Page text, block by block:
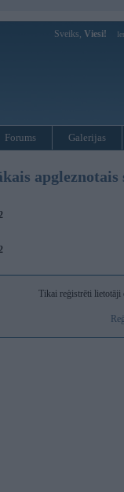
Sveiks, Viesi!
Forums Galerijas
apgleznotais
Tikai reģistrēti lietotāji